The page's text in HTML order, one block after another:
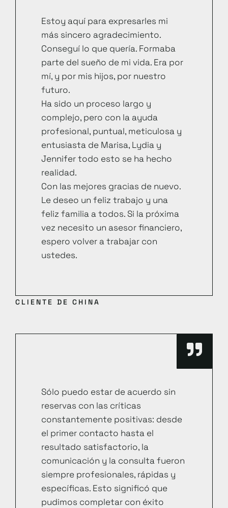
Estoy aquí para expresarles mi
más sincero agradecimiento.
Conseguí lo que quería. Formaba
parte del sueño de mi vida. Era por
mí, y por mis hijos, por nuestro
futuro.
Ha sido un proceso largo y
complejo, pero con la ayuda
profesional, puntual, meticulosa y
entusiasta de Marisa, Lydia y
Jennifer todo esto se ha hecho
realidad.
Con las mejores gracias de nuevo.
Le deseo un feliz trabajo y una
feliz familia a todos. Si la próxima
vez necesito un asesor financiero,
espero volver a trabajar con
ustedes.
CLIENTE DE CHINA
Sólo puedo estar de acuerdo sin
reservas con las críticas
constantemente positivas: desde
el primer contacto hasta el
resultado satisfactorio, la
comunicación y la consulta fueron
siempre profesionales, rápidas y
específicas. Esto significó que
pudimos completar con éxito